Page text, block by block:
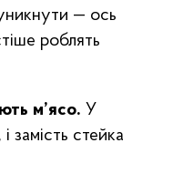
— ось
роблять
м’ясо. У
замість стейка